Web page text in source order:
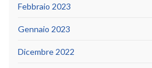
Febbraio 2023
Gennaio 2023
Dicembre 2022